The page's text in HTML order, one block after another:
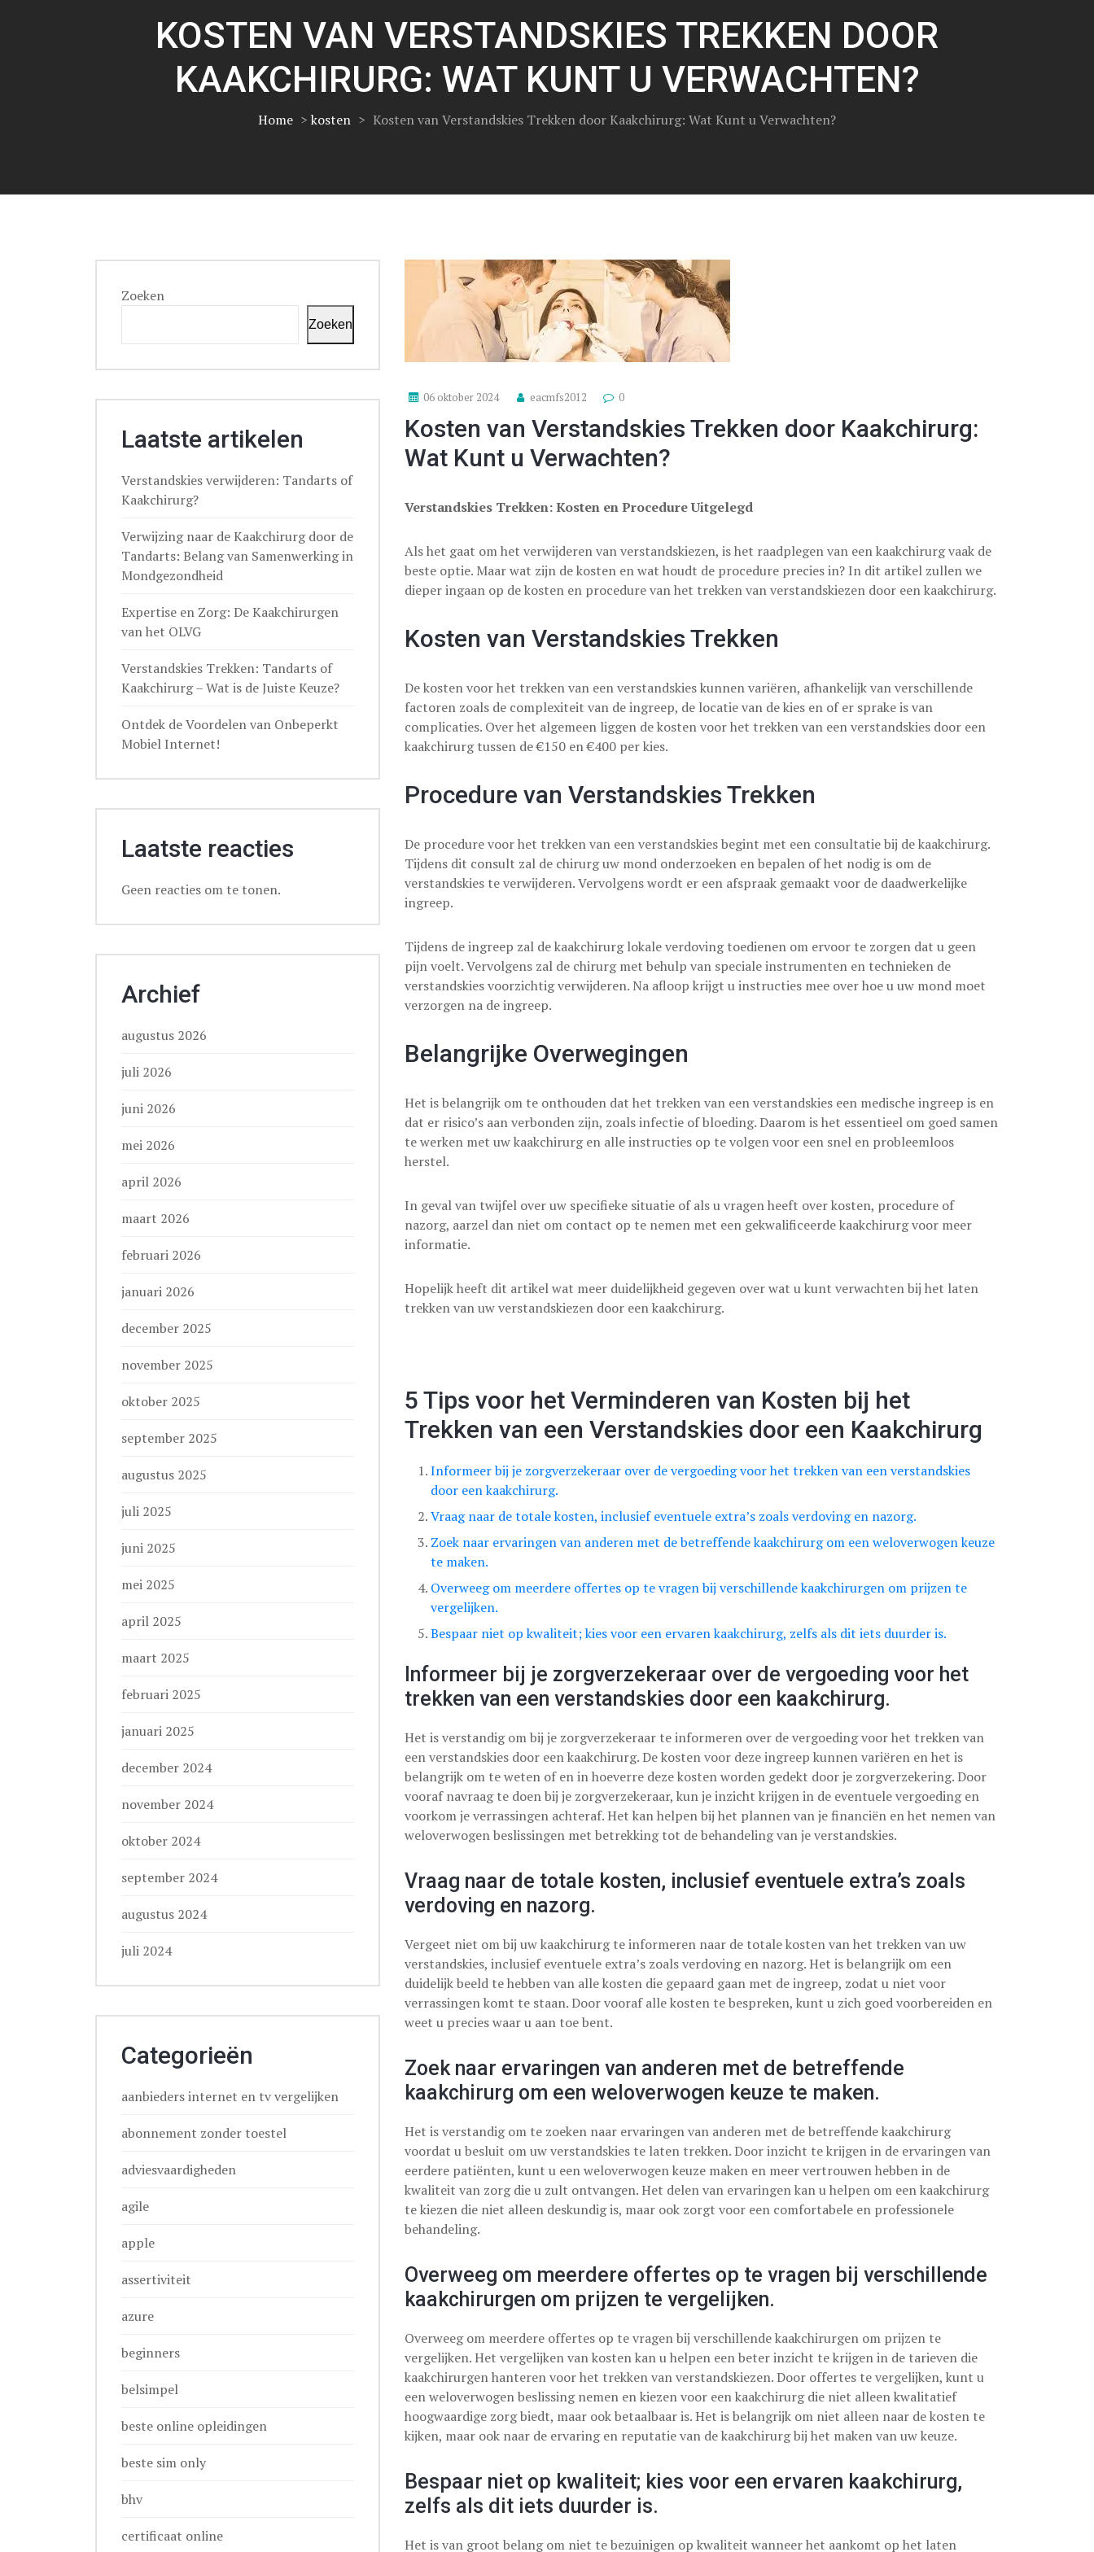
KOSTEN VAN VERSTANDSKIES TREKKEN DOOR
KAAKCHIRURG: WAT KUNT U VERWACHTEN?
Home > kosten > Kosten van Verstandskies Trekken door Kaakchirurg: Wat Kunt u Verwachten?
06 oktober 2024 eacmfs2012 0
Kosten van Verstandskies Trekken door Kaakchirurg:
Wat Kunt u Verwachten?
Verstandskies Trekken: Kosten en Procedure Uitgelegd
Als het gaat om het verwijderen van verstandskiezen, is het raadplegen van een kaakchirurg vaak de
beste optie. Maar wat zijn de kosten en wat houdt de procedure precies in? In dit artikel zullen we
dieper ingaan op de kosten en procedure van het trekken van verstandskiezen door een kaakchirurg.
Kosten van Verstandskies Trekken
De kosten voor het trekken van een verstandskies kunnen variëren, afhankelijk van verschillende
factoren zoals de complexiteit van de ingreep, de locatie van de kies en of er sprake is van
complicaties. Over het algemeen liggen de kosten voor het trekken van een verstandskies door een
kaakchirurg tussen de €150 en €400 per kies.
Procedure van Verstandskies Trekken
De procedure voor het trekken van een verstandskies begint met een consultatie bij de kaakchirurg.
Tijdens dit consult zal de chirurg uw mond onderzoeken en bepalen of het nodig is om de
verstandskies te verwijderen. Vervolgens wordt er een afspraak gemaakt voor de daadwerkelijke
ingreep.
Tijdens de ingreep zal de kaakchirurg lokale verdoving toedienen om ervoor te zorgen dat u geen
pijn voelt. Vervolgens zal de chirurg met behulp van speciale instrumenten en technieken de
verstandskies voorzichtig verwijderen. Na afloop krijgt u instructies mee over hoe u uw mond moet
verzorgen na de ingreep.
Belangrijke Overwegingen
Het is belangrijk om te onthouden dat het trekken van een verstandskies een medische ingreep is en
dat er risico’s aan verbonden zijn, zoals infectie of bloeding. Daarom is het essentieel om goed samen
te werken met uw kaakchirurg en alle instructies op te volgen voor een snel en probleemloos
herstel.
In geval van twijfel over uw specifieke situatie of als u vragen heeft over kosten, procedure of
nazorg, aarzel dan niet om contact op te nemen met een gekwalificeerde kaakchirurg voor meer
informatie.
Hopelijk heeft dit artikel wat meer duidelijkheid gegeven over wat u kunt verwachten bij het laten
trekken van uw verstandskiezen door een kaakchirurg.
5 Tips voor het Verminderen van Kosten bij het
Trekken van een Verstandskies door een Kaakchirurg
Informeer bij je zorgverzekeraar over de vergoeding voor het trekken van een verstandskies
door een kaakchirurg.
Vraag naar de totale kosten, inclusief eventuele extra’s zoals verdoving en nazorg.
Zoek naar ervaringen van anderen met de betreffende kaakchirurg om een weloverwogen keuze
te maken.
Overweeg om meerdere offertes op te vragen bij verschillende kaakchirurgen om prijzen te
vergelijken.
Bespaar niet op kwaliteit; kies voor een ervaren kaakchirurg, zelfs als dit iets duurder is.
Informeer bij je zorgverzekeraar over de vergoeding voor het
trekken van een verstandskies door een kaakchirurg.
Het is verstandig om bij je zorgverzekeraar te informeren over de vergoeding voor het trekken van
een verstandskies door een kaakchirurg. De kosten voor deze ingreep kunnen variëren en het is
belangrijk om te weten of en in hoeverre deze kosten worden gedekt door je zorgverzekering. Door
vooraf navraag te doen bij je zorgverzekeraar, kun je inzicht krijgen in de eventuele vergoeding en
voorkom je verrassingen achteraf. Het kan helpen bij het plannen van je financiën en het nemen van
weloverwogen beslissingen met betrekking tot de behandeling van je verstandskies.
Vraag naar de totale kosten, inclusief eventuele extra’s zoals
verdoving en nazorg.
Vergeet niet om bij uw kaakchirurg te informeren naar de totale kosten van het trekken van uw
verstandskies, inclusief eventuele extra’s zoals verdoving en nazorg. Het is belangrijk om een
duidelijk beeld te hebben van alle kosten die gepaard gaan met de ingreep, zodat u niet voor
verrassingen komt te staan. Door vooraf alle kosten te bespreken, kunt u zich goed voorbereiden en
weet u precies waar u aan toe bent.
Zoek naar ervaringen van anderen met de betreffende
kaakchirurg om een weloverwogen keuze te maken.
Het is verstandig om te zoeken naar ervaringen van anderen met de betreffende kaakchirurg
voordat u besluit om uw verstandskies te laten trekken. Door inzicht te krijgen in de ervaringen van
eerdere patiënten, kunt u een weloverwogen keuze maken en meer vertrouwen hebben in de
kwaliteit van zorg die u zult ontvangen. Het delen van ervaringen kan u helpen om een kaakchirurg
te kiezen die niet alleen deskundig is, maar ook zorgt voor een comfortabele en professionele
behandeling.
Overweeg om meerdere offertes op te vragen bij verschillende
kaakchirurgen om prijzen te vergelijken.
Overweeg om meerdere offertes op te vragen bij verschillende kaakchirurgen om prijzen te
vergelijken. Het vergelijken van kosten kan u helpen een beter inzicht te krijgen in de tarieven die
kaakchirurgen hanteren voor het trekken van verstandskiezen. Door offertes te vergelijken, kunt u
een weloverwogen beslissing nemen en kiezen voor een kaakchirurg die niet alleen kwalitatief
hoogwaardige zorg biedt, maar ook betaalbaar is. Het is belangrijk om niet alleen naar de kosten te
kijken, maar ook naar de ervaring en reputatie van de kaakchirurg bij het maken van uw keuze.
Bespaar niet op kwaliteit; kies voor een ervaren kaakchirurg,
zelfs als dit iets duurder is.
Het is van groot belang om niet te bezuinigen op kwaliteit wanneer het aankomt op het laten
Zoeken
Zoeken
Laatste artikelen
Verstandskies verwijderen: Tandarts of
Kaakchirurg?
Verwijzing naar de Kaakchirurg door de
Tandarts: Belang van Samenwerking in
Mondgezondheid
Expertise en Zorg: De Kaakchirurgen
van het OLVG
Verstandskies Trekken: Tandarts of
Kaakchirurg – Wat is de Juiste Keuze?
Ontdek de Voordelen van Onbeperkt
Mobiel Internet!
Laatste reacties
Geen reacties om te tonen.
Archief
augustus 2026
juli 2026
juni 2026
mei 2026
april 2026
maart 2026
februari 2026
januari 2026
december 2025
november 2025
oktober 2025
september 2025
augustus 2025
juli 2025
juni 2025
mei 2025
april 2025
maart 2025
februari 2025
januari 2025
december 2024
november 2024
oktober 2024
september 2024
augustus 2024
juli 2024
Categorieën
aanbieders internet en tv vergelijken
abonnement zonder toestel
adviesvaardigheden
agile
apple
assertiviteit
azure
beginners
belsimpel
beste online opleidingen
beste sim only
bhv
certificaat online